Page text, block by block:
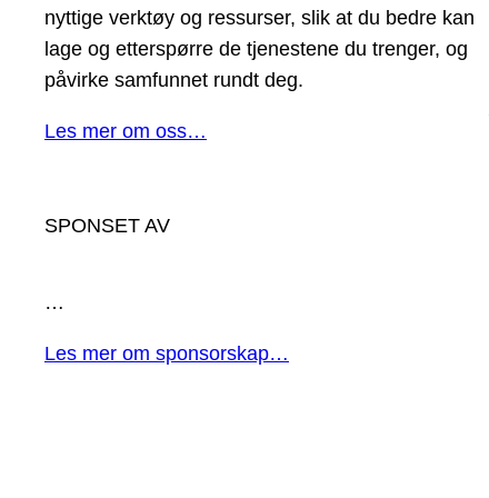
nyttige verktøy og ressurser, slik at du bedre kan
lage og etterspørre de tjenestene du trenger, og
påvirke samfunnet rundt deg.
Les mer om oss…
SPONSET AV
…
Les mer om sponsorskap…